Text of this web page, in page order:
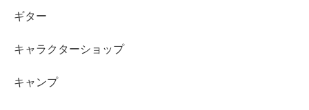
ギター
キャラクターショップ
キャンプ